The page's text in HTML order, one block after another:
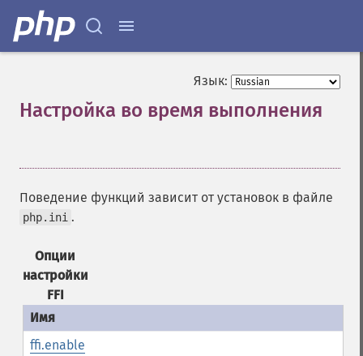
Язык:
Настройка во время выполнения
Поведение функций зависит от установок в файле
php.ini .
Опции
настройки
FFI
ffi.enable